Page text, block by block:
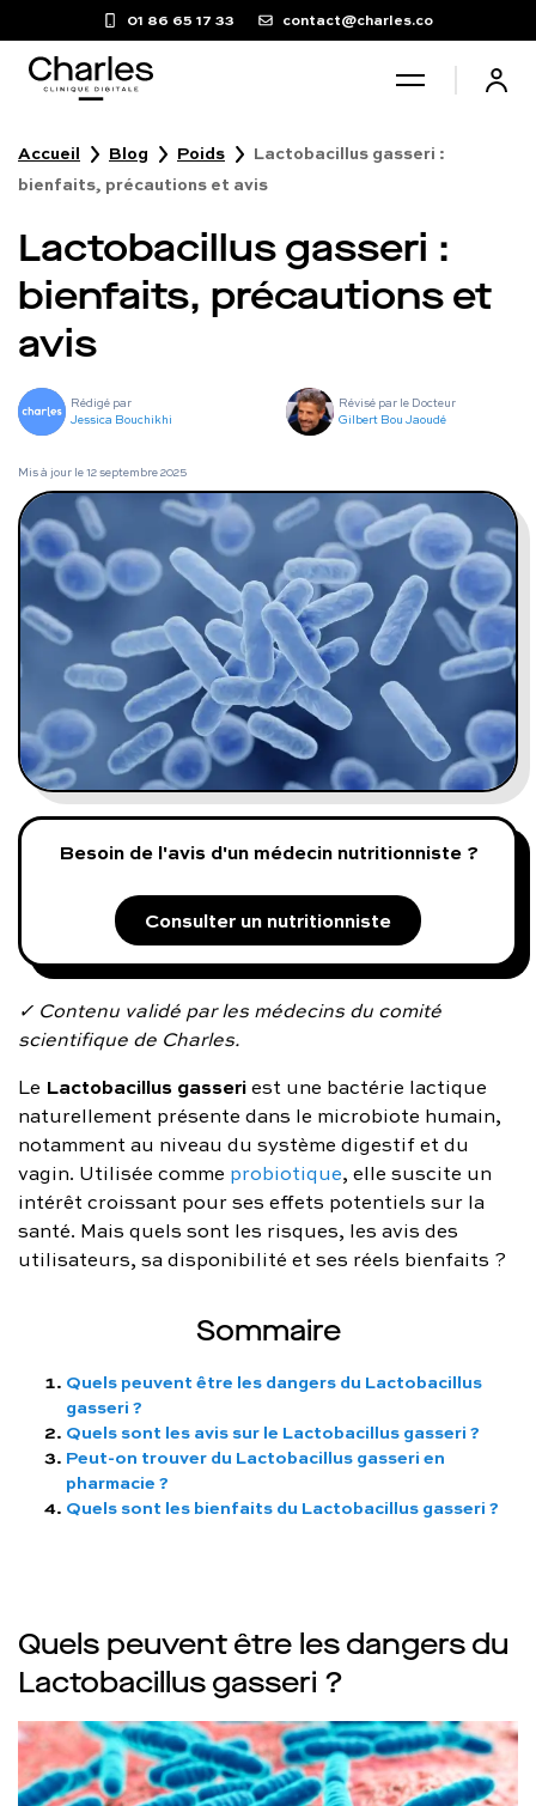
01 86 65 17 33 contact@charles.co
Santé sexuelle
Poids
Troubles du sommeil
Fertilité masculine
Chute de cheveux
Programmes digitaux
Comment ça marche ?
Notre approche médicale
Blog
Prenez soin de vous :
Consultez un médecin
Vous avez des questions :
FAQ complète
01 86 65 17 33
contact@charles.co
Accueil Blog Poids
Lactobacillus gasseri :
bienfaits, précautions et avis
Lactobacillus gasseri :
bienfaits, précautions et
avis
Rédigé par
Jessica Bouchikhi
Révisé par le Docteur
Gilbert Bou Jaoudé
Mis à jour le12 septembre 2025
Besoin de l'avis d'un médecin nutritionniste ?
Consulter un nutritionniste
✓ Contenu validé par les médecins du comité
scientifique de Charles.
Le Lactobacillus gasseriest une bactérie lactique
naturellement présente dans le microbiote humain,
notamment au niveau du système digestif et du
vagin. Utilisée comme probiotique, elle suscite un
intérêt croissant pour ses effets potentiels sur la
santé. Mais quels sont les risques, les avis des
utilisateurs, sa disponibilité et ses réels bienfaits ?
Sommaire
Quels peuvent être les dangers du Lactobacillus
gasseri ?
Quels sont les avis sur le Lactobacillus gasseri ?
Peut-on trouver du Lactobacillus gasseri en
pharmacie ?
Quels sont les bienfaits du Lactobacillus gasseri ?
Quels peuvent être les dangers du
Lactobacillus gasseri ?